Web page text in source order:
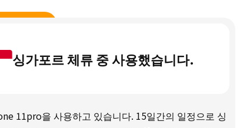
싱가포르 체류 중 사용했습니다.
11pro을 사용하고 있습니다. 15일간의 일정으로 싱